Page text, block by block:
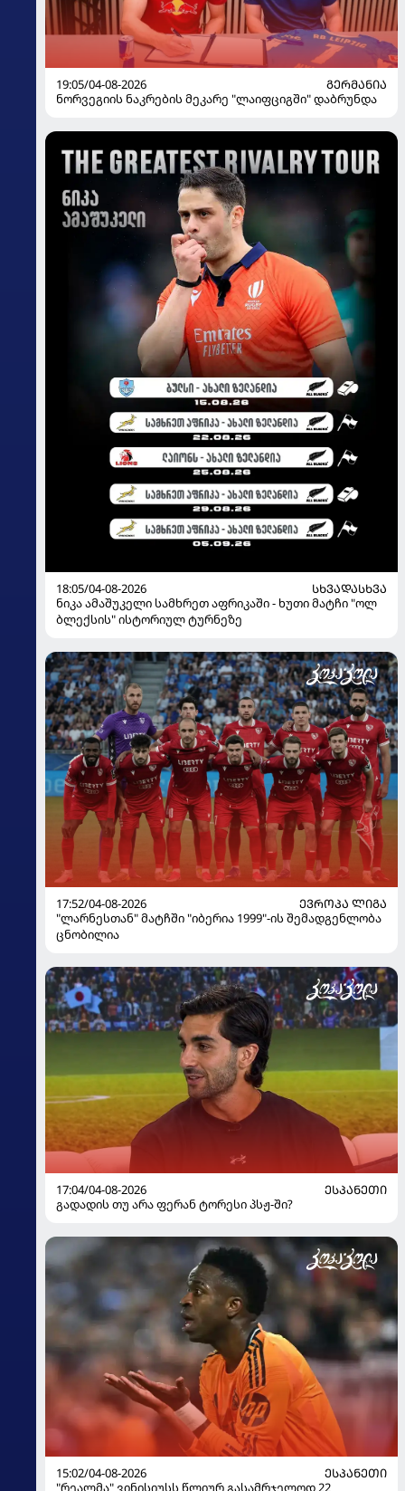
19:05/04-08-2026
ᲒᲔᲠᲛᲐᲜᲘᲐ
ნორვეგიის ნაკრების მეკარე "ლაიფციგში" დაბრუნდა
18:05/04-08-2026
ᲡᲮᲕᲐᲓᲐᲡᲮᲕᲐ
ნიკა ამაშუკელი სამხრეთ აფრიკაში - ხუთი მატჩი "ოლ
ბლექსის" ისტორიულ ტურნეზე
17:52/04-08-2026
ᲔᲕᲠᲝᲞᲐ ᲚᲘᲒᲐ
"ლარნესთან" მატჩში "იბერია 1999"-ის შემადგენლობა
ცნობილია
17:04/04-08-2026
ᲔᲡᲞᲐᲜᲔᲗᲘ
გადადის თუ არა ფერან ტორესი პსჟ-ში?
15:02/04-08-2026
ᲔᲡᲞᲐᲜᲔᲗᲘ
"რეალმა" ვინისიუსს წლიურ გასამრჯელოდ 22